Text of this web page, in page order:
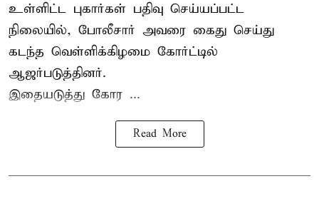
உள்ளிட்ட புகார்கள் பதிவு செய்யப்பட்ட
நிலையில், போலீசார் அவரை கைது செய்து
கடந்த வெள்ளிக்கிழமை கோர்ட்டில்
ஆஜர்படுத்தினர்.
இதையடுத்து கோர ...
Read More